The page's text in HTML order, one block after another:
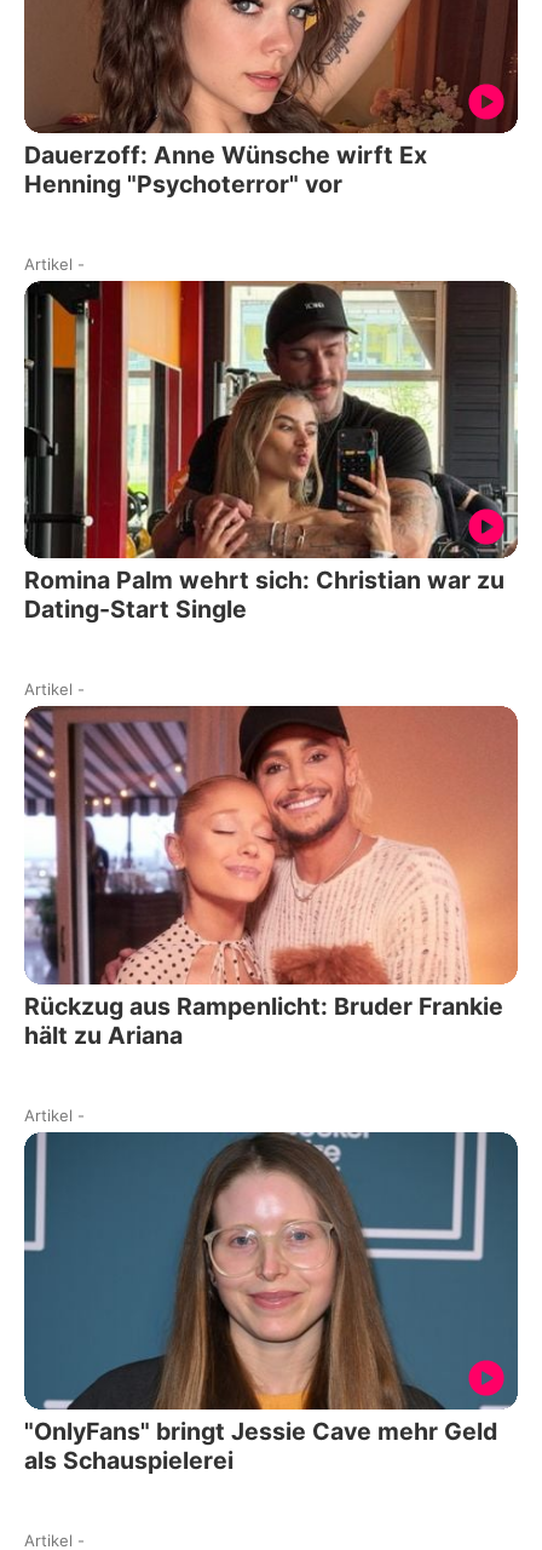
Dauerzoff: Anne Wünsche wirft Ex
Henning "Psychoterror" vor
Artikel -
Romina Palm wehrt sich: Christian war zu
Dating-Start Single
Artikel -
Rückzug aus Rampenlicht: Bruder Frankie
hält zu Ariana
Artikel -
"OnlyFans" bringt Jessie Cave mehr Geld
als Schauspielerei
Artikel -